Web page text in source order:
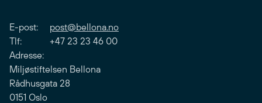
E-post: post@bellona.no
Tlf: +47 23 23 46 00
Adresse:
Miljøstiftelsen Bellona
Rådhusgata 28
0151 Oslo